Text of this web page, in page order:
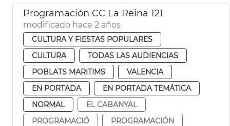
Programación CC La Reina 121
modificado hace 2 años
CULTURA Y FIESTAS POPULARES
CULTURA
TODAS LAS AUDIENCIAS
POBLATS MARITIMS
VALENCIA
EN PORTADA
EN PORTADA TEMÁTICA
NORMAL
EL CABANYAL
PROGRAMACIÓ
PROGRAMACIÓN